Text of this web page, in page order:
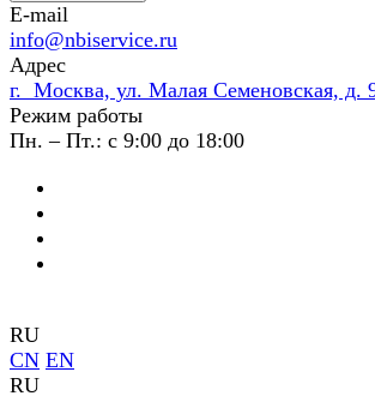
E-mail
info@nbiservice.ru
Адрес
г. Москва, ул. Малая Семеновская, д.
Режим работы
Пн. – Пт.: с 9:00 до 18:00
RU
CN EN
RU